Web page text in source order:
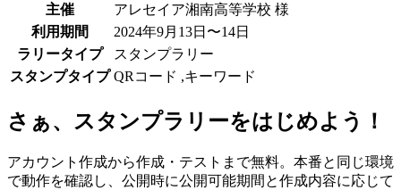
主催
アレセイア湘南高等学校 様
利用期間
2024年9月13日〜14日
ラリータイプ
スタンプラリー
スタンプタイプ QRコード ,キーワード
さぁ、スタンプラリーをはじめよう！
アカウント作成から作成・テストまで無料。本番と同じ環境
で動作を確認し、公開時に公開可能期間と作成内容に応じて